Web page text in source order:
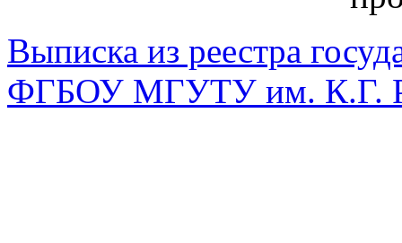
Выписка из реестра
ФГБОУ МГУТУ им. К.Г.